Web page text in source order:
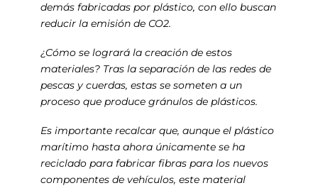
demás fabricadas por plástico, con ello buscan
reducir la emisión de CO2.
¿Cómo se logrará la creación de estos
materiales? Tras la separación de las redes de
pescas y cuerdas, estas se someten a un
proceso que produce gránulos de plásticos.
Es importante recalcar que, aunque el plástico
marítimo hasta ahora únicamente se ha
reciclado para fabricar fibras para los nuevos
componentes de vehículos, este material